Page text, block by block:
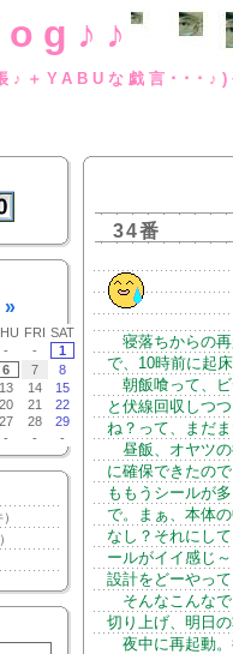
日記帳♪＋
»
FRI SAT
- -
1
6 7
8
13 14
15
20 21
22
27 28
29
- - -
34番
寝落ちからの再
で、10時前に起
朝飯喰って、ビ
と伏線回収しつ
ね？って、まだ
昼飯、オヤツの
に確保できたの
ももうシールが
で。まぁ、本体
なし？それにし
ールがイイ感じ
設計をどーやっ
そんなこんなで
切り上げ、明日
夜中に再起動。